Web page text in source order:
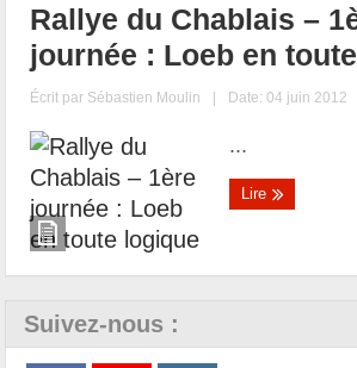
Rallye du Chablais –
journée : Loeb en
Écrit par Sébastien Moulin | Date: 04 juin 2012
...
Lire
Suivez-nous :